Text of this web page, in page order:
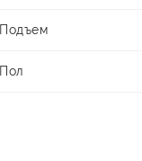
Подъем
Пол